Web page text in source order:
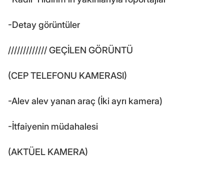
-Detay görüntüler
///////////// GEÇİLEN GÖRÜNTÜ
(CEP TELEFONU KAMERASI)
-Alev alev yanan araç (İki ayrı kamera)
-İtfaiyenin müdahalesi
(AKTÜEL KAMERA)